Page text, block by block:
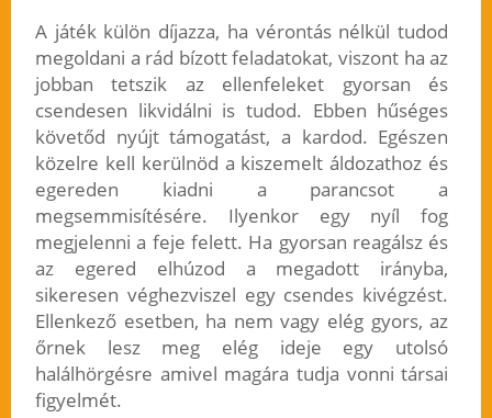
A játék külön díjazza, ha vérontás nélkül tudod
megoldani a rád bízott feladatokat, viszont ha az
jobban tetszik az ellenfeleket gyorsan és
csendesen likvidálni is tudod. Ebben hűséges
követőd nyújt támogatást, a kardod. Egészen
közelre kell kerülnöd a kiszemelt áldozathoz és
egereden kiadni a parancsot a
megsemmisítésére. Ilyenkor egy nyíl fog
megjelenni a feje felett. Ha gyorsan reagálsz és
az egered elhúzod a megadott irányba,
sikeresen véghezviszel egy csendes kivégzést.
Ellenkező esetben, ha nem vagy elég gyors, az
őrnek lesz meg elég ideje egy utolsó
halálhörgésre amivel magára tudja vonni társai
figyelmét.